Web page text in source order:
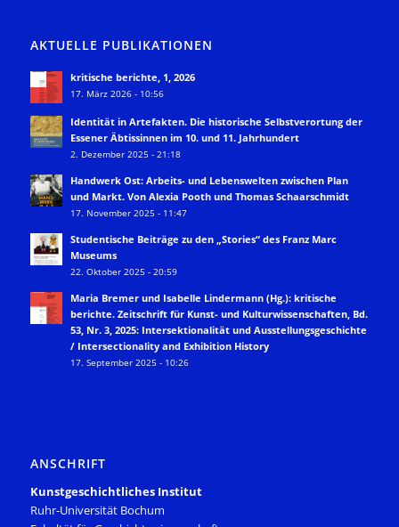
AKTUELLE PUBLIKATIONEN
kritische berichte, 1, 2026
17. März 2026 - 10:56
Identität in Artefakten. Die historische Selbstverortung der
Essener Äbtissinnen im 10. und 11. Jahrhundert
2. Dezember 2025 - 21:18
Handwerk Ost: Arbeits- und Lebenswelten zwischen Plan
und Markt. Von Alexia Pooth und Thomas Schaarschmidt
17. November 2025 - 11:47
Studentische Beiträge zu den „Stories“ des Franz Marc
Museums
22. Oktober 2025 - 20:59
Maria Bremer und Isabelle Lindermann (Hg.): kritische
berichte. Zeitschrift für Kunst- und Kulturwissenschaften, Bd.
53, Nr. 3, 2025: Intersektionalität und Ausstellungsgeschichte
/ Intersectionality and Exhibition History
17. September 2025 - 10:26
ANSCHRIFT
Kunstgeschichtliches Institut
Ruhr-Universität Bochum